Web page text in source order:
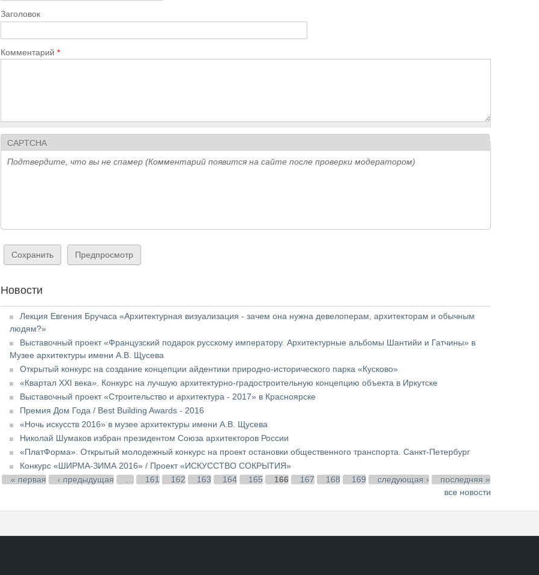
Заголовок
Комментарий*
CAPTCHA
Подтвердите, что вы не спамер (Комментарий появится на сайте после проверки модератором)
Новости
Лекция Евгения Бручаса «Архитектурная визуализация - зачем она нужна девелоперам, архитекторам и обычным
людям?»
Выставочный проект «Французский подарок русскому императору. Архитектурные альбомы Шантийи и Гатчины» в
Музее архитектуры имени А.В. Щусева
Открытый конкурс на создание концепции айдентики природно-исторического парка «Кусково»
«Квартал XXI века». Конкурс на лучшую архитектурно-градостроительную концепцию объекта в Иркутске
Выставочный проект «Строительство и архитектура - 2017» в Красноярске
Премия Дом Года / Best Building Awards - 2016
«Ночь искусств 2016» в музее архитектуры имени А.В. Щусева
Николай Шумаков избран президентом Союза архитекторов России
«ПлатФорма». Открытый молодежный конкурс на проект остановки общественного транспорта. Санкт-Петербург
Конкурс «ШИРМА-ЗИМА 2016» / Проект «ИСКУССТВО СОКРЫТИЯ»
Страницы
« первая ‹ предыдущая 161 162 163 164 165 166 167 168 169 следующая ›
последняя »
все новости